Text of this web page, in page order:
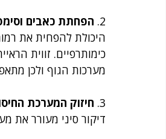
2. הפחתת כאבים
היכולת להפחית את
כימותרפיים. זווית
מערכות הגוף ולכן
3. חיזוק המערכת
דיקור סיני מעורר את